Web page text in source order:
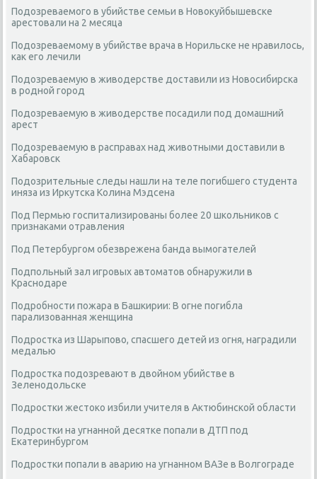
Подозреваемого в убийстве семьи в Новокуйбышевске
арестовали на 2 месяца
Подозреваемому в убийстве врача в Норильске не нравилось,
как его лечили
Подозреваемую в живодерстве доставили из Новосибирска
в родной город
Подозреваемую в живодерстве посадили под домашний
арест
Подозреваемую в расправах над животными доставили в
Хабаровск
Подозрительные следы нашли на теле погибшего студента
иняза из Иркутска Колина Мэдсена
Под Пермью госпитализированы более 20 школьников с
признаками отравления
Под Петербургом обезврежена банда вымогателей
Подпольный зал игровых автоматов обнаружили в
Краснодаре
Подробности пожара в Башкирии: В огне погибла
парализованная женщина
Подростка из Шарыпово, спасшего детей из огня, наградили
медалью
Подростка подозревают в двойном убийстве в
Зеленодольске
Подростки жестоко избили учителя в Актюбинской области
Подростки на угнанной десятке попали в ДТП под
Екатеринбургом
Подростки попали в аварию на угнанном ВАЗе в Волгограде